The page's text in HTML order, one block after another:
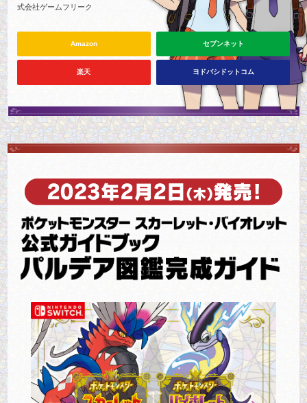
式会社ゲームフリーク
Amazon セブンネット
楽天 ヨドバシドットコム